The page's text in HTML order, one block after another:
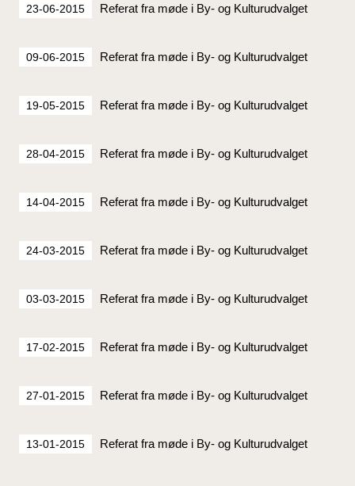
23-06-2015 Referat fra møde i By- og Kulturudvalget
09-06-2015 Referat fra møde i By- og Kulturudvalget
19-05-2015 Referat fra møde i By- og Kulturudvalget
28-04-2015 Referat fra møde i By- og Kulturudvalget
14-04-2015 Referat fra møde i By- og Kulturudvalget
24-03-2015 Referat fra møde i By- og Kulturudvalget
03-03-2015 Referat fra møde i By- og Kulturudvalget
17-02-2015 Referat fra møde i By- og Kulturudvalget
27-01-2015 Referat fra møde i By- og Kulturudvalget
13-01-2015 Referat fra møde i By- og Kulturudvalget